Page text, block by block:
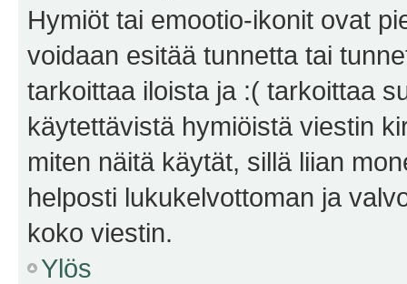
Hymiöt tai emootio-ikonit ovat
voidaan esitää tunnetta tai
tarkoittaa iloista ja :( tarkoittaa
käytettävistä hymiöistä viestin
miten näitä käytät, sillä liian
helposti lukukelvottoman ja
koko viestin.
Ylös